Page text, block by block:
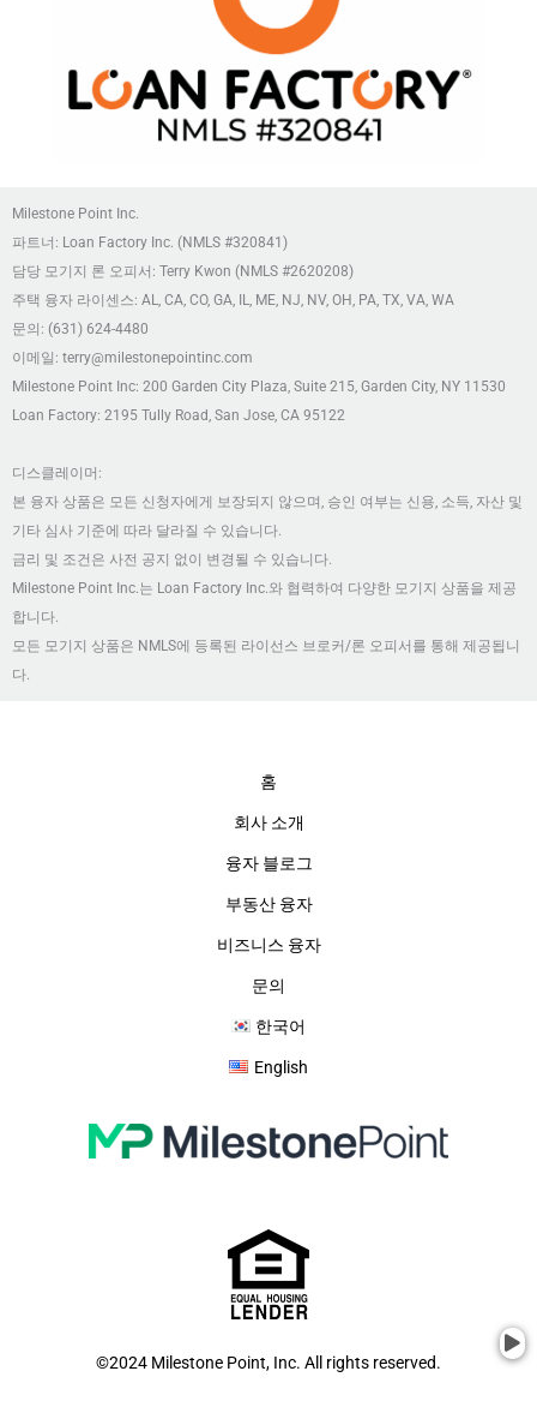
Milestone Point Inc.
파트너: Loan Factory Inc. (NMLS #320841)
담당 모기지 론 오피서: Terry Kwon (NMLS #2620208)
주택 융자 라이센스: AL, CA, CO, GA, IL, ME, NJ, NV, OH, PA, TX, VA, WA
문의: (631) 624-4480
이메일: terry@milestonepointinc.com
Milestone Point Inc: 200 Garden City Plaza, Suite 215, Garden City, NY 11530
Loan Factory: 2195 Tully Road, San Jose, CA 95122
디스클레이머:
본 융자 상품은 모든 신청자에게 보장되지 않으며, 승인 여부는 신용, 소득, 자산 및
기타 심사 기준에 따라 달라질 수 있습니다.
금리 및 조건은 사전 공지 없이 변경될 수 있습니다.
Milestone Point Inc.는 Loan Factory Inc.와 협력하여 다양한 모기지 상품을 제공
합니다.
모든 모기지 상품은 NMLS에 등록된 라이선스 브로커/론 오피서를 통해 제공됩니
다.
홈
회사 소개
융자 블로그
부동산 융자
비즈니스 융자
문의
한국어
English
©2024 Milestone Point, Inc. All rights reserved.